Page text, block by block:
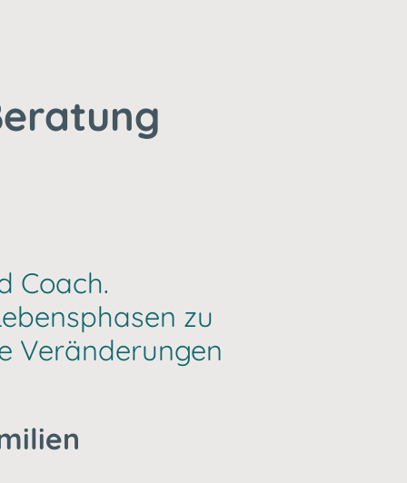
Coach.
zu
Veränderungen